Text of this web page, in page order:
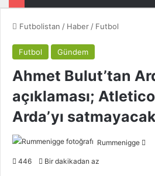
Futbolistan / Haber / Futbol
Futbol Gündem
Ahmet Bulut’tan
açıklaması;
Arda’yı
Rummenigge
446 Bir dakikadan az